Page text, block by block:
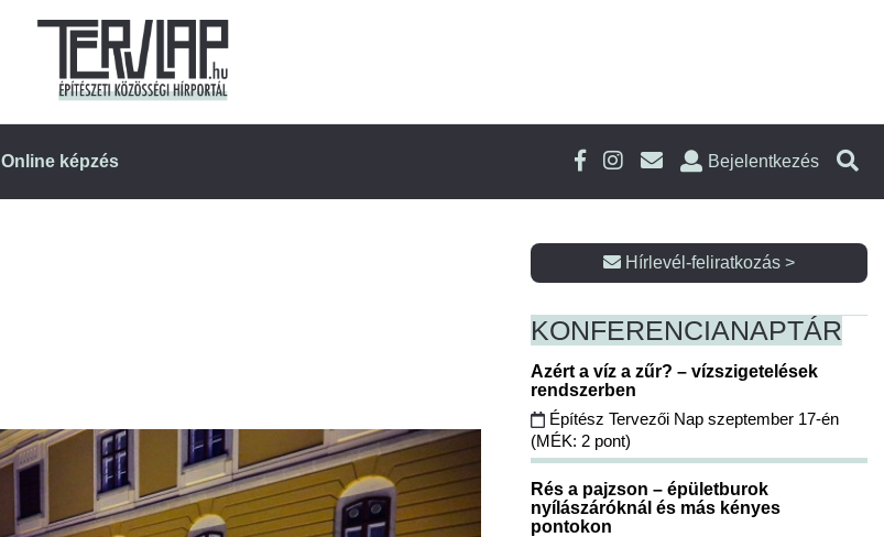
Online képzés Bejelentkezés
Hírlevél-feliratkozás >
KONFERENCIANAPTÁR
Azért a víz a zűr? – vízszigetelések
rendszerben
Építész Tervezői Nap szeptember 17-én
(MÉK: 2 pont)
Rés a pajzson – épületburok
nyílászáróknál és más kényes
pontokon